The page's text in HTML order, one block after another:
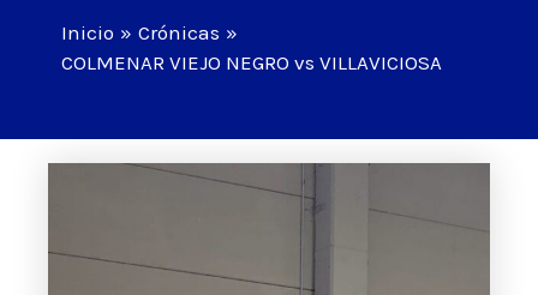
Inicio
Crónicas
COLMENAR VIEJO NEGRO vs VILLAVICIOSA